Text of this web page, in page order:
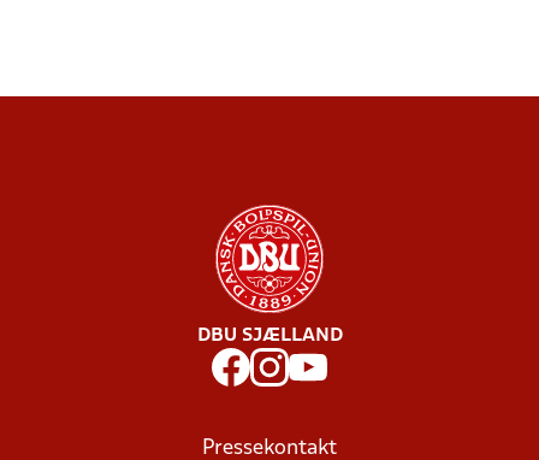
DBU SJÆLLAND
Pressekontakt